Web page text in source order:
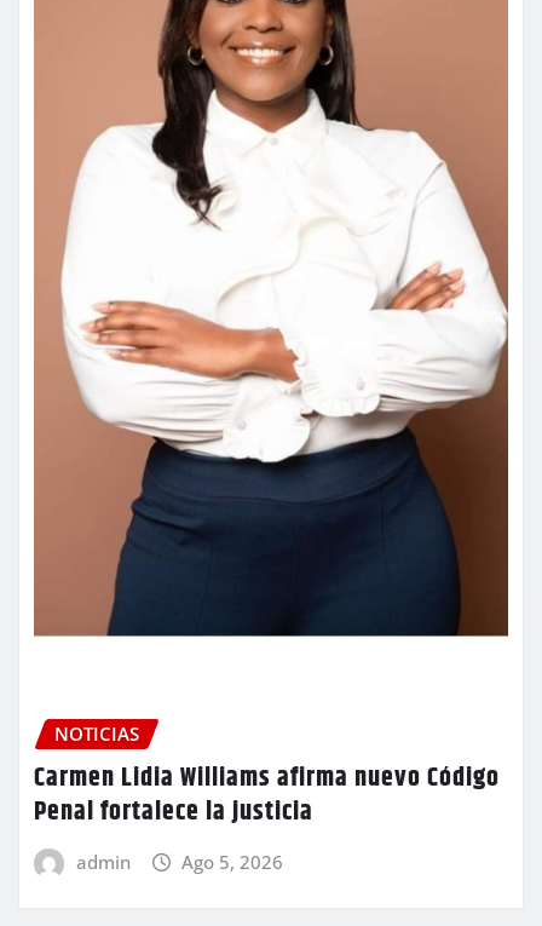
NOTICIAS
Carmen Lidia Williams afirma nuevo Código
Penal fortalece la justicia
admin Ago 5, 2026